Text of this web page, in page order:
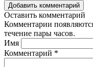
Добавить комментарий
Оставить комментарий
Комментарии
течение пары часов.
Имя
Комментарий *